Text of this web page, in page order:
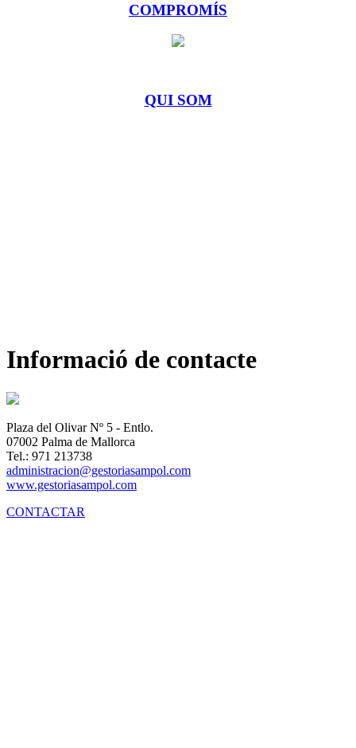
COMPROMÍS
QUI SOM
Informació de contacte
Plaza del Olivar Nº 5 - Entlo.
07002 Palma de Mallorca
Tel.: 971 213738
administracion@gestoriasampol.com
www.gestoriasampol.com
CONTACTAR